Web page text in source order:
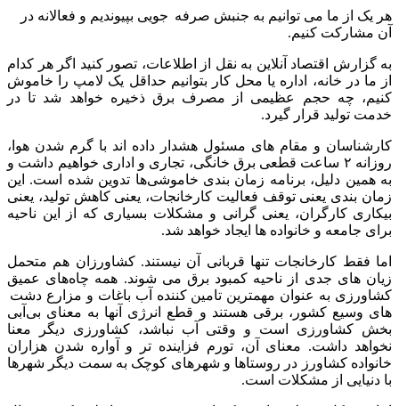
هر یک از ما می توانیم به جنبش صرفه جویی بپیوندیم و فعالانه در
آن مشارکت کنیم.
به گزارش اقتصاد آنلاین به نقل از اطلاعات، تصور کنید اگر هر کدام
از ما در خانه، اداره یا محل کار بتوانیم حداقل یک لامپ را خاموش
کنیم، چه حجم عظیمی از مصرف برق ذخیره خواهد شد تا در
خدمت تولید قرار گیرد.
کارشناسان و مقام های مسئول هشدار داده اند با گرم شدن هوا،
روزانه ۲ ساعت قطعی برق خانگی، تجاری و اداری خواهیم داشت و
به همین دلیل، برنامه زمان بندی خاموشی‌ها تدوین شده است. این
زمان بندی یعنی توقف فعالیت کارخانجات، یعنی کاهش تولید، یعنی
بیکاری کارگران، یعنی گرانی و مشکلات بسیاری که از این ناحیه
برای جامعه و خانواده ها ایجاد خواهد شد.
اما فقط کارخانجات تنها قربانی آن نیستند. کشاورزان هم متحمل
زیان های جدی از ناحیه کمبود برق می شوند. همه چاه‌های عمیق
کشاورزی به عنوان مهمترین تامین کننده آب باغات و مزارع دشت
های وسیع کشور، برقی هستند و قطع انرژی آنها به معنای بی‌آبی
بخش کشاورزی است و وقتی آب نباشد، کشاورزی دیگر معنا
نخواهد داشت. معنای آن، تورم فزاینده تر و آواره شدن هزاران
خانواده کشاورز در روستاها و شهرهای کوچک به سمت دیگر شهرها
با دنیایی از مشکلات است.